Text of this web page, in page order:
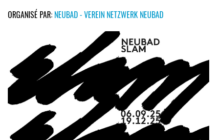
ORGANISÉ PAR: NEUBAD - VEREIN NETZWERK NEUBAD